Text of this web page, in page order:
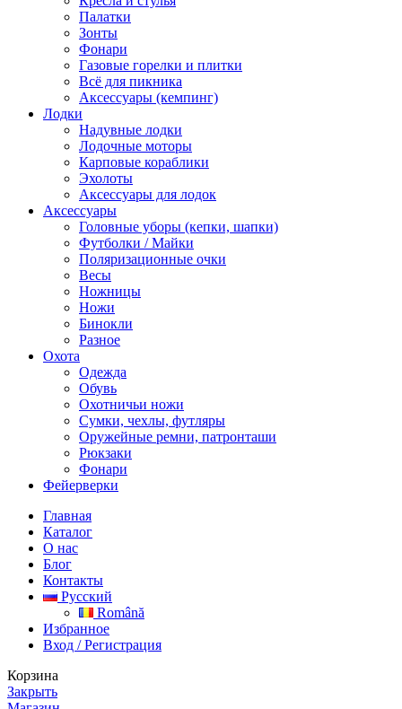
Палатки
Зонты
Фонари
Газовые горелки и плитки
Всё для пикника
Аксессуары (кемпинг)
Лодки
Надувные лодки
Лодочные моторы
Карповые кораблики
Эхолоты
Аксессуары для лодок
Аксессуары
Головные уборы (кепки, шапки)
Футболки / Майки
Поляризационные очки
Весы
Ножницы
Ножи
Бинокли
Разное
Охота
Одежда
Обувь
Охотничьи ножи
Сумки, чехлы, футляры
Оружейные ремни, патронташи
Рюкзаки
Фонари
Фейерверки
Главная
Каталог
О нас
Блог
Контакты
Русский
Română
Избранное
Вход / Регистрация
Корзина
Закрыть